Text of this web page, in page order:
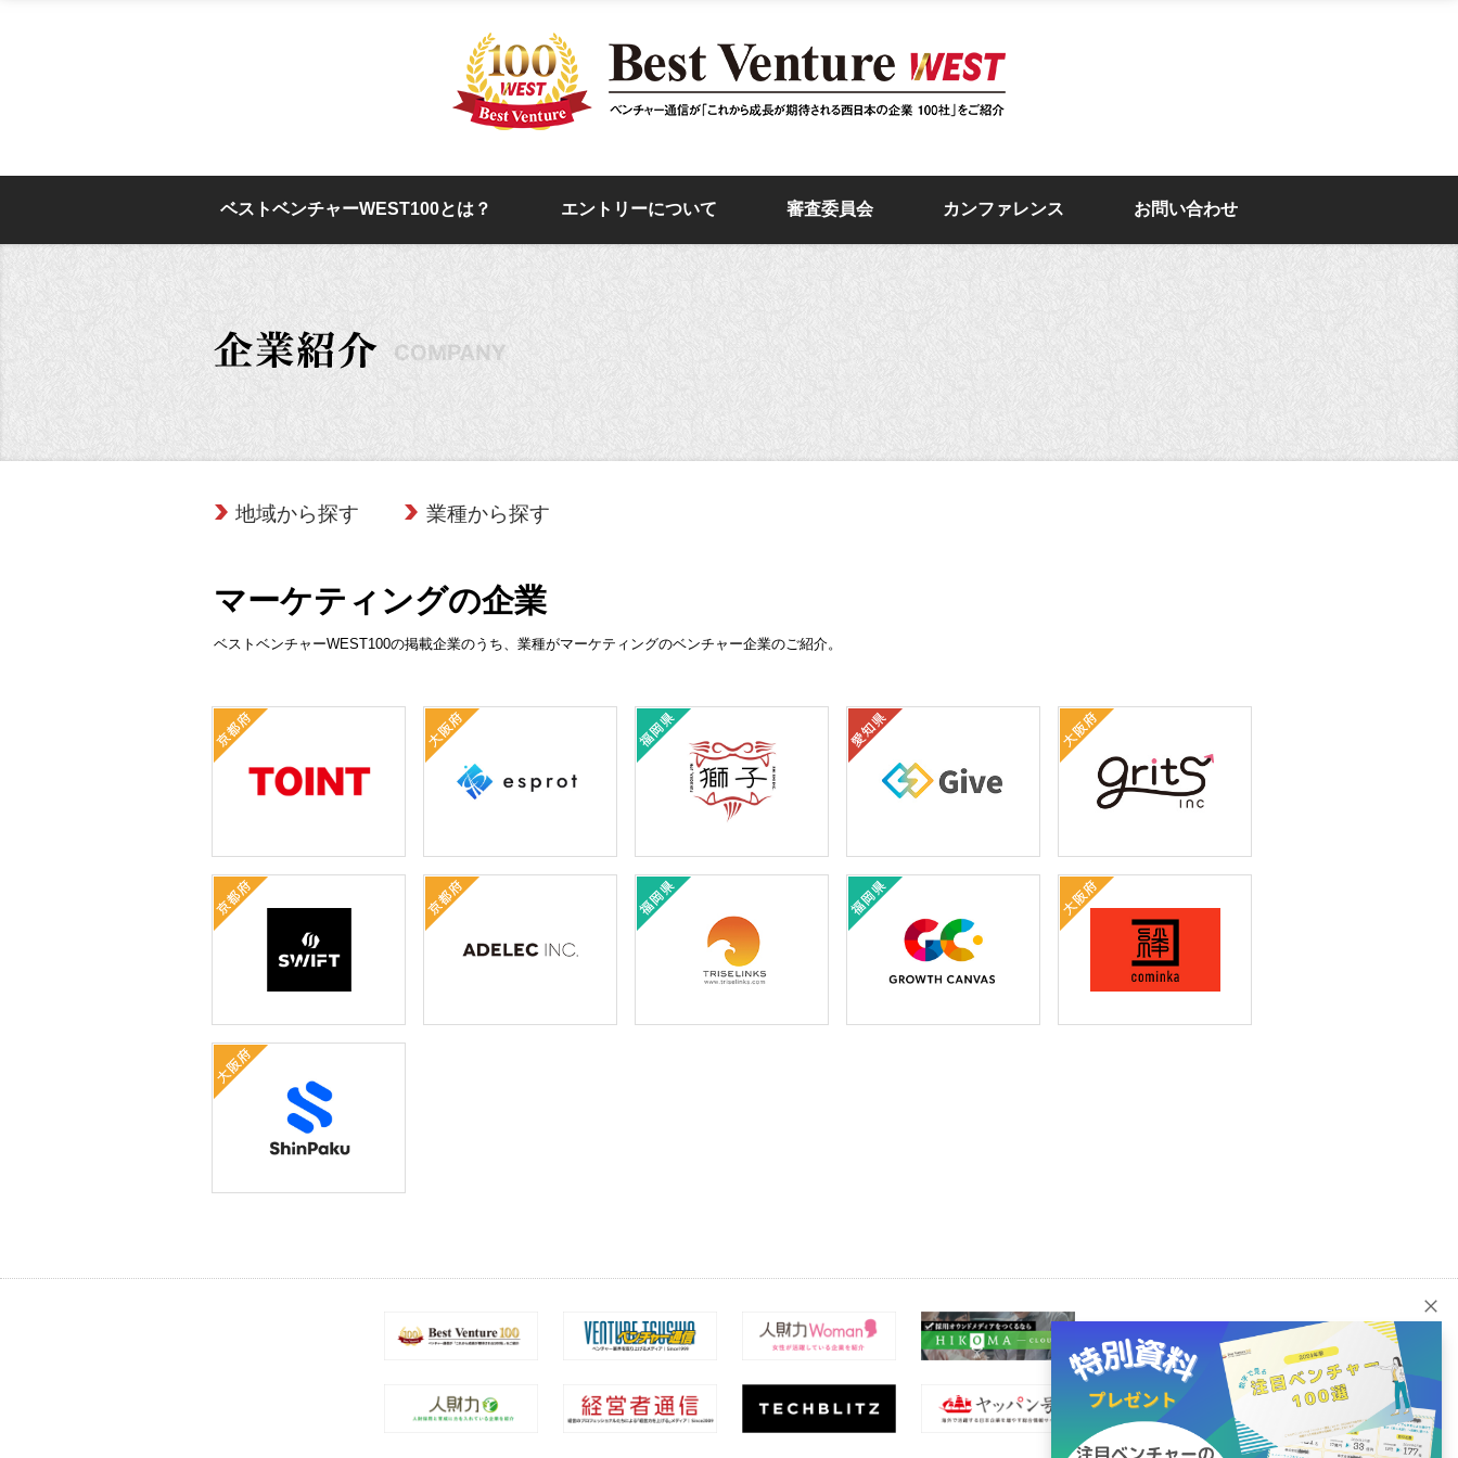
ベストベンチャーWEST100とは？ エントリーについて 審査委員会 カンファレンス お問い合わせ
地域から探す 業種から探す
マーケティングの企業
ベストベンチャーWEST100の掲載企業のうち、業種がマーケティングのベンチャー企業のご紹介。